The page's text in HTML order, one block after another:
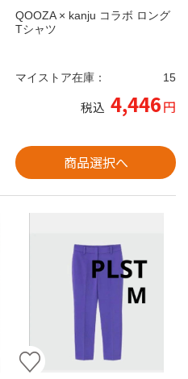
QOOZA × kanju コラボ ロング
Tシャツ
マイストア在庫： 15
税込 4,446円
商品選択へ